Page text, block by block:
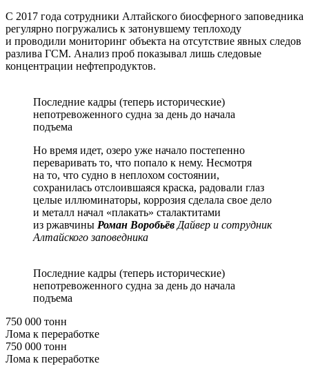
С 2017 года сотрудники Алтайского биосферного заповедника
регулярно погружались к затонувшему теплоходу
и проводили мониторинг объекта на отсутствие явных следов
разлива ГСМ. Анализ проб показывал лишь следовые
концентрации нефтепродуктов.
Последние кадры (теперь исторические)
непотревоженного судна за день до начала
подъема
Но время идет, озеро уже начало постепенно
переваривать то, что попало к нему. Несмотря
на то, что судно в неплохом состоянии,
сохранилась отслоившаяся краска, радовали глаз
целые иллюминаторы, коррозия сделала свое дело
и металл начал «плакать» сталактитами
из ржавчины Роман Воробьёв Дайвер и сотрудник
Алтайского заповедника
Последние кадры (теперь исторические)
непотревоженного судна за день до начала
подъема
750 000 тонн
Лома к переработке
750 000 тонн
Лома к переработке